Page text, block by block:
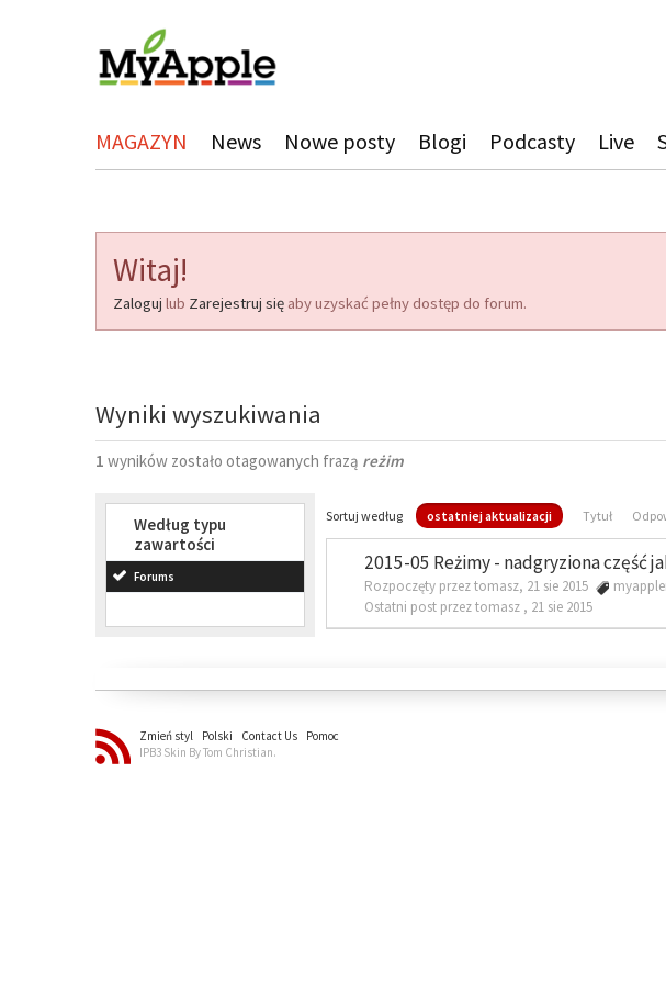
MAGAZYN News Nowe posty Blogi Podcasty Live
Witaj!
Zaloguj lub Zarejestruj się aby uzyskać pełny dostęp do forum.
Wyniki wyszukiwania
1 wyników zostało otagowanych frazą reżim
Według typu
zawartości
Forums
Sortuj według ostatniej aktualizacji Tytuł
2015-05 Reżimy - nadgryziona część
Rozpoczęty przez tomasz, 21 sie 2015
Ostatni post przez tomasz , 21 sie 2015
Zmień styl Polski Contact Us
Pomoc
IPB3 Skin By Tom Christian.